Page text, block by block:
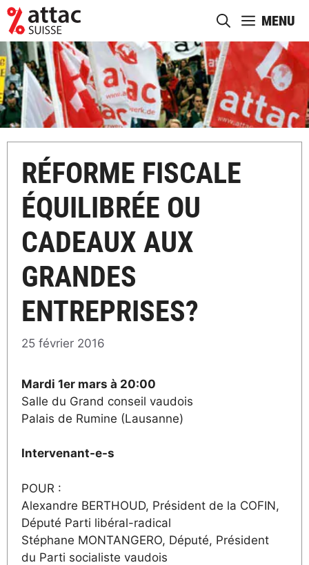
Aller
au
contenu
MENU
RÉFORME FISCALE
ÉQUILIBRÉE OU
CADEAUX AUX
GRANDES
ENTREPRISES?
25 février 2016
Mardi 1er mars à 20:00
Salle du Grand conseil vaudois
Palais de Rumine (Lausanne)
Intervenant-e-s
POUR :
Alexandre BERTHOUD, Président de la COFIN,
Député Parti libéral-radical
Stéphane MONTANGERO, Député, Président
du Parti socialiste vaudois